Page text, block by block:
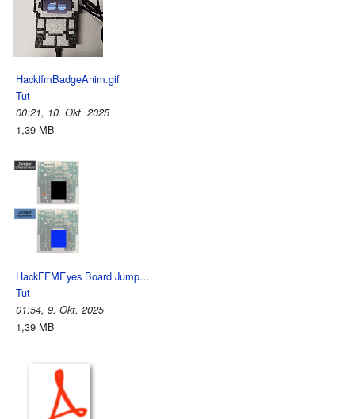
HackffmBadgeAnim.gif
Tut
00:21, 10. Okt. 2025
1,39 MB
HackFFMEyes Board Jump…
Tut
01:54, 9. Okt. 2025
1,39 MB